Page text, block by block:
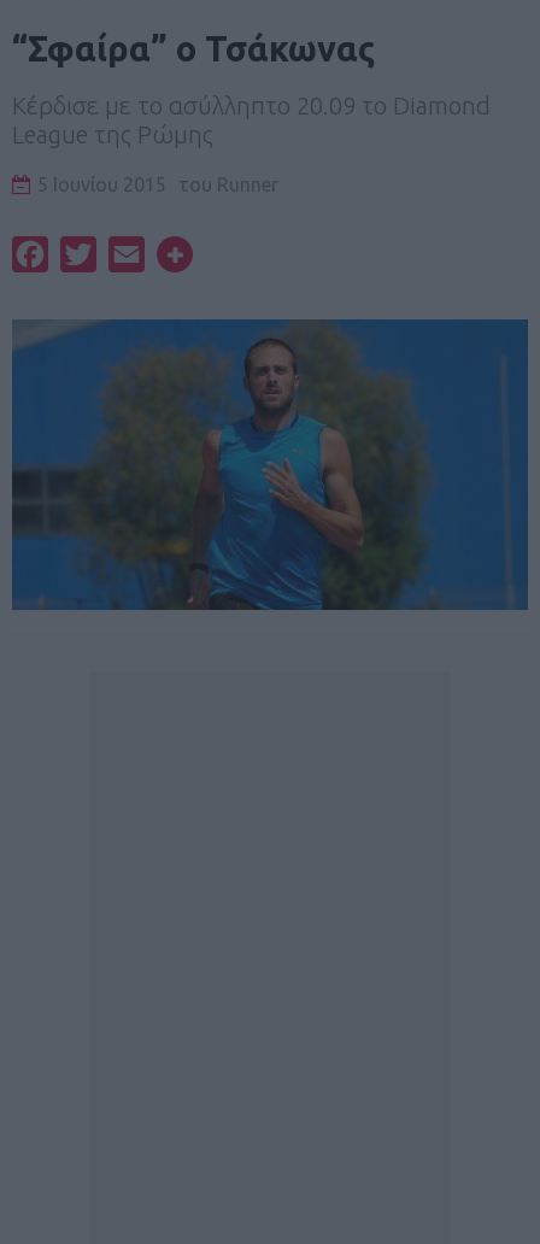
“Σφαίρα” ο Τσάκωνας
Κέρδισε με το ασύλληπτο 20.09 το Diamond
League της Ρώμης
5 Ιουνίου 2015 του Runner
FacebookTwitterEmail